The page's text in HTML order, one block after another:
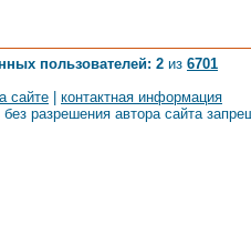
пользователей: 2 из 6701
сайте
контактная информация
разрешения автора сайта